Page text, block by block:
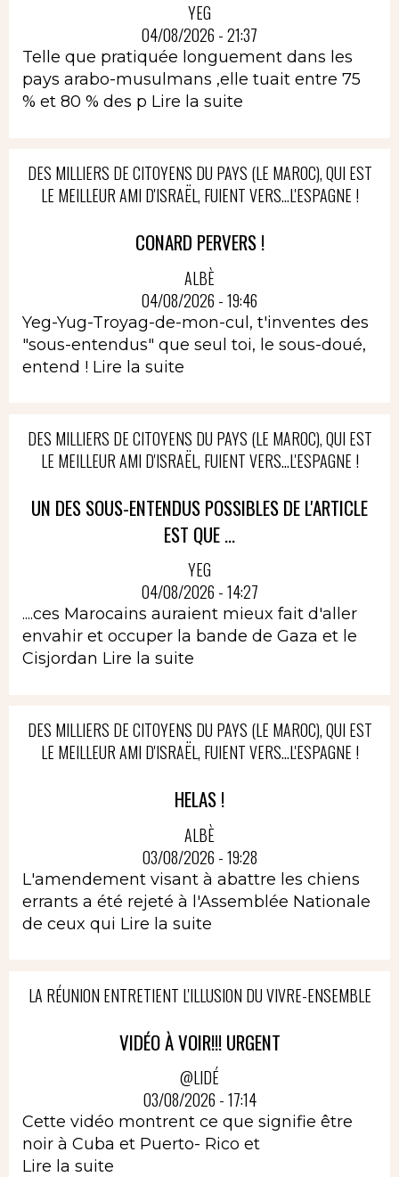
YEG
04/08/2026 - 21:37
Telle que pratiquée longuement dans les
pays arabo-musulmans ,elle tuait entre 75
% et 80 % des p Lire la suite
DES MILLIERS DE CITOYENS DU PAYS (LE MAROC), QUI EST
LE MEILLEUR AMI D'ISRAËL, FUIENT VERS...L'ESPAGNE !
CONARD PERVERS !
ALBÈ
04/08/2026 - 19:46
Yeg-Yug-Troyag-de-mon-cul, t'inventes des
"sous-entendus" que seul toi, le sous-doué,
entend ! Lire la suite
DES MILLIERS DE CITOYENS DU PAYS (LE MAROC), QUI EST
LE MEILLEUR AMI D'ISRAËL, FUIENT VERS...L'ESPAGNE !
UN DES SOUS-ENTENDUS POSSIBLES DE L'ARTICLE
EST QUE ...
YEG
04/08/2026 - 14:27
....ces Marocains auraient mieux fait d'aller
envahir et occuper la bande de Gaza et le
Cisjordan Lire la suite
DES MILLIERS DE CITOYENS DU PAYS (LE MAROC), QUI EST
LE MEILLEUR AMI D'ISRAËL, FUIENT VERS...L'ESPAGNE !
HELAS !
ALBÈ
03/08/2026 - 19:28
L'amendement visant à abattre les chiens
errants a été rejeté à l'Assemblée Nationale
de ceux qui Lire la suite
LA RÉUNION ENTRETIENT L'ILLUSION DU VIVRE-ENSEMBLE
VIDÉO À VOIR!!! URGENT
@LIDÉ
03/08/2026 - 17:14
Cette vidéo montrent ce que signifie être
noir à Cuba et Puerto- Rico et
Lire la suite